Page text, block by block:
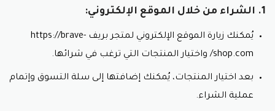
جميع أنواع الأرضيات، بما في ذلك الرخام، البلاط،
مطهر الأرضيات: يُعقم مطهر بريف الأرضيات ويقتل
الجراثيم والبكتيريا.
إزالة البقع الصعبة من الأرضيات مثل بقع الحبر، الزيت،
والقهوة.
1. الشراء من خلال الموقع الإلكتروني:
يُمكنك زيارة الموقع الإلكتروني لمتجر بريف https://brave-
shop.com/ واختيار المنتجات التي ترغب في شرائها.
بعد اختيار المنتجات، يُمكنك إضافتها إلى سلة التسوق وإتمام
عملية الشراء.